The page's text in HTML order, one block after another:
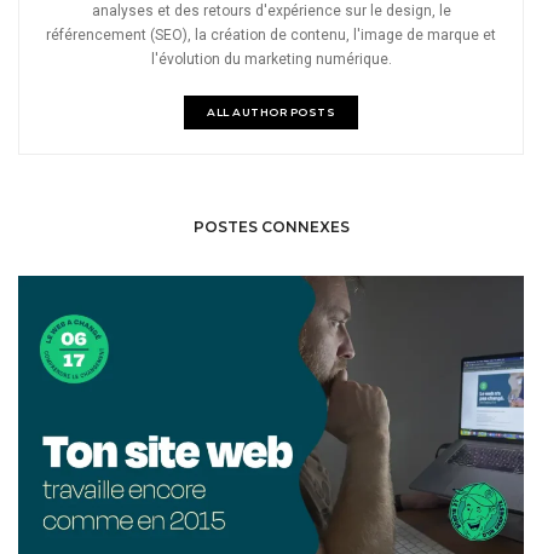
analyses et des retours d'expérience sur le design, le
référencement (SEO), la création de contenu, l'image de marque et
l'évolution du marketing numérique.
ALL AUTHOR POSTS
POSTES CONNEXES